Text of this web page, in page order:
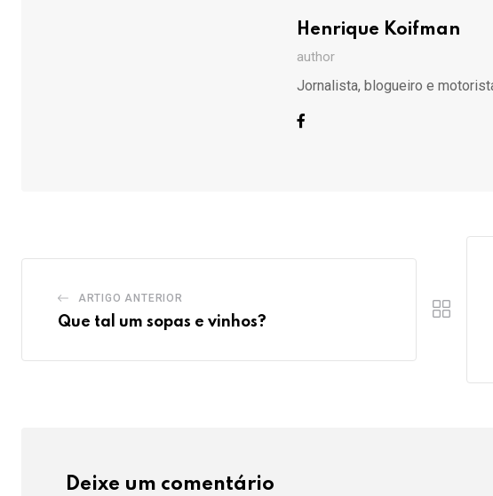
Henrique Koifman
author
Jornalista, blogueiro e
ARTIGO ANTERIOR
Que tal um sopas e vinhos?
Deixe um comentário